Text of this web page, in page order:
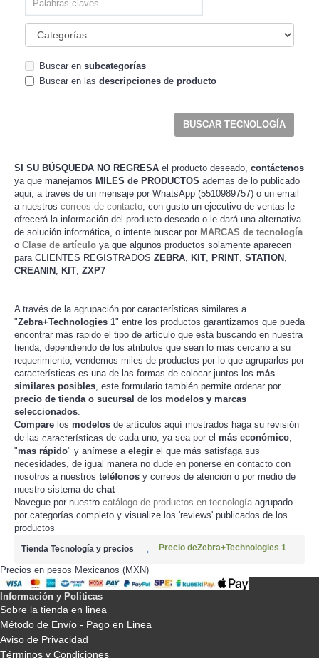
Buscar en subcategorías
Buscar en las descripciones de producto
SI SU BÚSQUEDA NO REGRESA el producto deseado, contáctenos
ya que manejamos MILES de PRODUCTOS ademas de lo publicado
aqui, a través de un mensaje por WhatsApp (5510989757) o un email
a nuestros correos de contacto , con gusto un ejecutivo de ventas le
ofrecerá la información del producto deseado o le dará una alternativa
de solución informática, o intente buscar por MARCAS de tecnología
o Clase de artículo ya que algunos productos solamente aparecen
para CLIENTES REGISTRADOS ZEBRA KIT PRINT STATION
CREANIN
KIT ZXP7
A través de la agrupación por características similares a
"Zebra+Technologies 1" entre los productos garantizamos que pueda
encontrar más rapido el tipo de artículo que está buscando en nuestra
tienda, dependiendo de los atributos que sean lo mas cercano a su
requerimiento, vendemos miles de productos por lo que agruparlos por
características es una de las formas de colocar juntos los más
similares posibles, este formulario también permite ordenar por
precio de tienda o sucursal de los modelos y marcas
seleccionados.
Compare los modelos de artículos aquí mostrados haga su revisión
de las características de cada uno, ya sea por el más económico,
"mas rápido" y anímese a elegir el que más satisfaga sus
necesidades, de igual manera no dude en ponerse en contacto con
nosotros a nuestros teléfonos y correos de atención o por medio de
nuestro sistema de chat
Navegue por nuestro catálogo de productos en tecnología agrupado
por categorías completo y visualize los 'reviews' publicados de los
productos
Tienda Tecnología y precios Precio deZebra+Technologies 1
Precios en pesos Mexicanos (MXN)
Información y Politicas
Sobre la tienda en linea
Método de Envío - Pago en Linea
Aviso de Privacidad
Términos y Condiciones